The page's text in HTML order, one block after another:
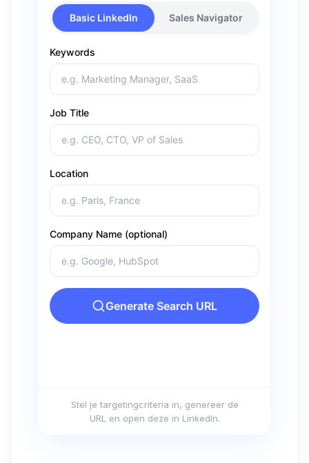
Stel je targetingcriteria in, genereer de
URL en open deze in LinkedIn.